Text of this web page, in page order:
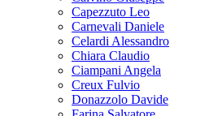
Capezzuto Leo
Carnevali Daniele
Celardi Alessandro
Chiara Claudio
Ciampani Angela
Creux Fulvio
Donazzolo Davide